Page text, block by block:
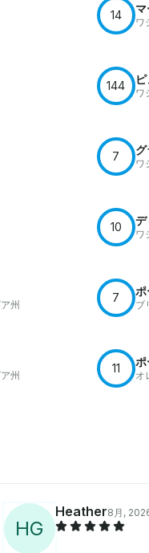
14 マ
ワ
144 ピ
ワ
7 グ
ワ
10 デ
ワ
州
7 ポ
ブ
州
11 ポ
オ
HG
Heather8月,